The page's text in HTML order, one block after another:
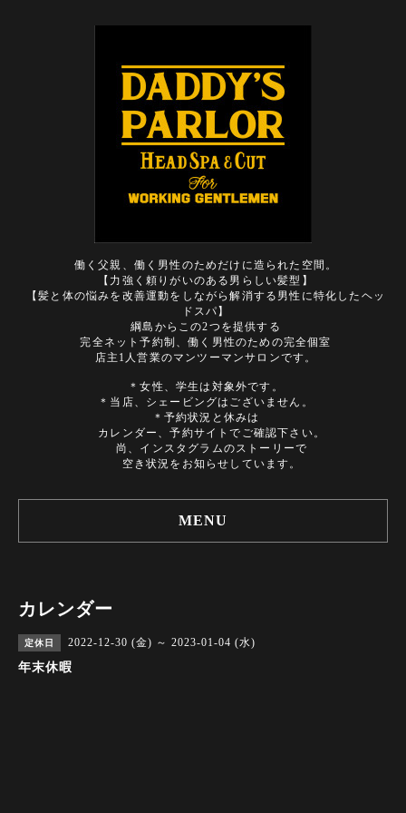
働く父親、働く男性のためだけに造られた空間。
【力強く頼りがいのある男らしい髪型】
【髪と体の悩みを改善運動をしながら解消する男性に特化したヘッ
ドスパ】
綱島からこの2つを提供する
完全ネット予約制、働く男性のための完全個室
店主1人営業のマンツーマンサロンです。
＊女性、学生は対象外です。
＊当店、シェービングはございません。
＊予約状況と休みは
カレンダー、予約サイトでご確認下さい。
尚、インスタグラムのストーリーで
空き状況をお知らせしています。
MENU
カレンダー
定休日 2022-12-30 (金) ～ 2023-01-04 (水)
年末休暇